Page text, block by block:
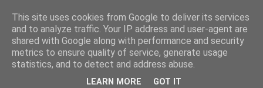
This site uses cookies from Google to deliver its services
and to analyze traffic. Your IP address and user-agent are
shared with Google along with performance and security
metrics to ensure quality of service, generate usage
statistics, and to detect and address abuse.
LEARN MORE GOT IT